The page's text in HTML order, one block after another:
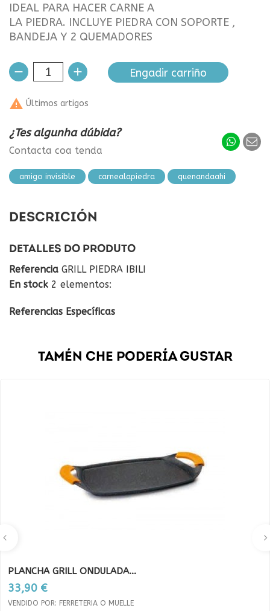
IDEAL PARA HACER CARNE A
LA PIEDRA. INCLUYE PIEDRA CON SOPORTE ,
BANDEJA Y 2 QUEMADORES
Engadir carriño
 Últimos artigos
¿Tes algunha dúbida?
Contacta coa tenda
amigo invisible carnealapiedra quenandaahi
DESCRICIÓN
DETALLES DO PRODUTO
Referencia GRILL PIEDRA IBILI
En stock 2 elementos:
Referencias Específicas
TAMÉN CHE PODERÍA GUSTAR
PLANCHA GRILL ONDULADA...
Prezo
33,90 €
VENDIDO POR: FERRETERIA O MUELLE